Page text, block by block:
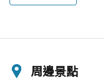
周邊景點